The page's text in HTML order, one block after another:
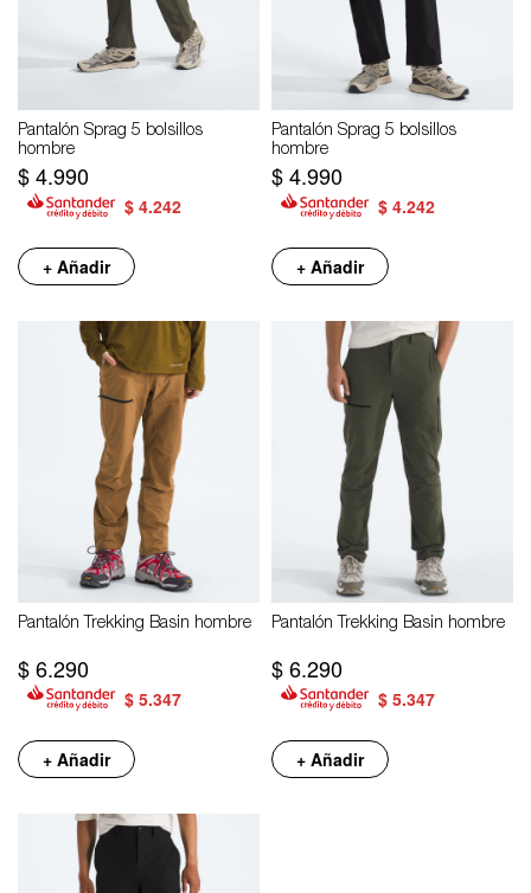
Pantalón Sprag 5 bolsillos
hombre
$4.990
$ 4.242
+ Añadir
Pantalón Sprag 5 bolsillos
hombre
$4.990
$ 4.242
+ Añadir
Pantalón Trekking Basin hombre
$6.290
$ 5.347
+ Añadir
Pantalón Trekking Basin hombre
$6.290
$ 5.347
+ Añadir